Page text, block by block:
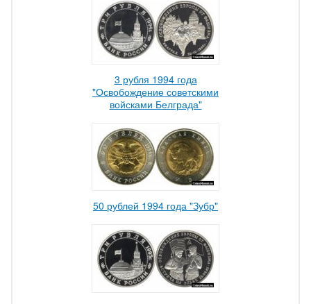
3 рубля 1994 года
"Освобождение советскими
войсками Белграда"
50 рублей 1994 года "Зубр"